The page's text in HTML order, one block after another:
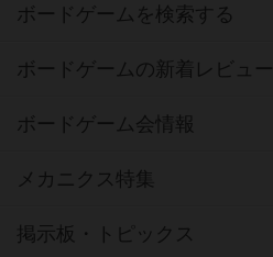
ボードゲームを検索する
ボードゲームの新着レビュー
ボードゲーム会情報
メカニクス特集
掲示板・トピックス